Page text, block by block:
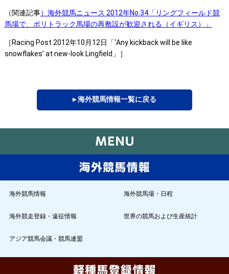
（関連記事）海外競馬ニュース 2012年No.34「リングフィールド競
馬場で、ポリトラック馬場の再敷設が歓迎される（イギリス）」
［Racing Post 2012年10月12日「‘Any kickback will be like
snowflakes’ at new-look Lingfield」］
▸ 海外競馬情報一覧に戻る
海外競馬情報 海外競馬場・日程
海外競走登録・遠征情報 世界の競馬および生産統計
アジア競馬会議・競馬連盟